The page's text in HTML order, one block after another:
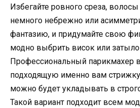
Избегайте ровного среза,
немного небрежно или
фантазию, и придумайте свою
модно выбрить висок или
Профессиональный парикмахер
подходящую именно вам
можно будет укладывать в
Такой вариант подходит всем